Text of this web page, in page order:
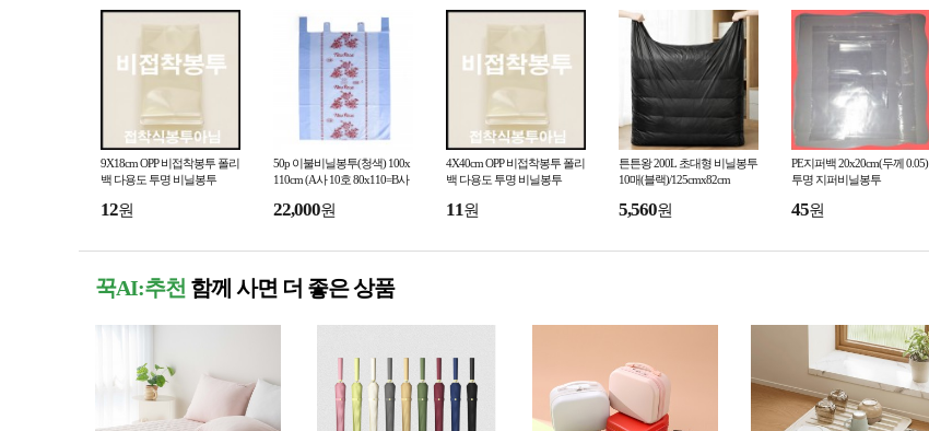
9X18cm OPP 비접착봉투 폴리
백 다용도 투명 비닐봉투
12원
50p 이불비닐봉투(청색) 100x
110cm (A사 10호 80x110=B사
22,000원
4X40cm OPP 비접착봉투 폴리
백 다용도 투명 비닐봉투
11원
튼튼왕 200L 초대형 비닐봉투
10매(블랙)/125cmx82cm
5,560원
PE지퍼백 20x20cm(두께 0.05)
투명 지퍼비닐봉투
45원
꾹AI:추천 함께 사면 더 좋은 상품